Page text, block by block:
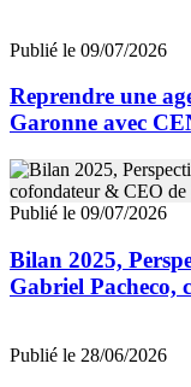
Publié le 09/07/2026
Reprendre une
Garonne avec
Publié le 09/07/2026
Bilan 2025,
Gabriel
Publié le 28/06/2026